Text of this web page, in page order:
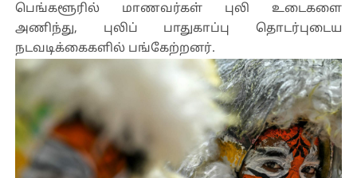
பெங்களூரில் மாணவர்கள் புலி உடைகளை
அணிந்து, புலிப் பாதுகாப்பு தொடர்புடைய
நடவடிக்கைகளில் பங்கேற்றனர்.